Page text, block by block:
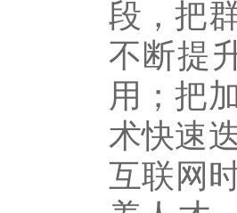
段，把
不断提
用；把
术快速
互联网